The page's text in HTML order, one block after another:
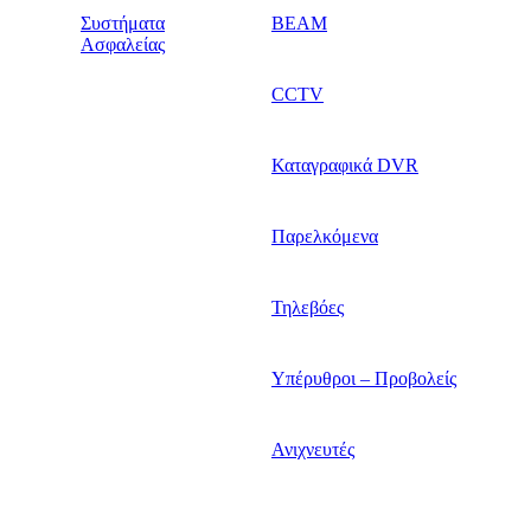
Συστήματα
Ασφαλείας
BEAM
CCTV
Καταγραφικά DVR
Παρελκόμενα
Τηλεβόες
Υπέρυθροι – Προβολείς
Ανιχνευτές